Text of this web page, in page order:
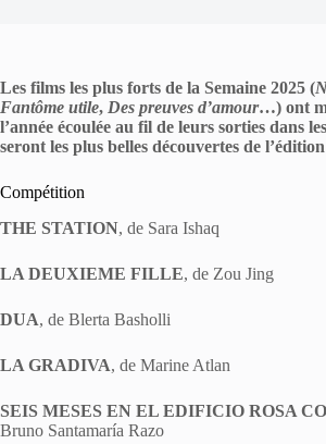
Les films les plus forts de la Semaine 2025 (
Fantôme utile, Des preuves d’amour…) ont
l’année écoulée au fil de leurs sorties dans
seront les plus belles découvertes de
Compétition
THE STATION, de Sara Ishaq
LA DEUXIEME FILLE, de Zou Jing
DUA, de Blerta Basholli
LA GRADIVA, de Marine Atlan
SEIS MESES EN EL EDIFICIO ROSA
Bruno Santamaría Razo